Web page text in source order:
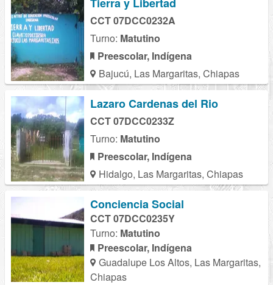
CCT 07DCC0232A
Turno: Matutino
Preescolar, Indígena
Bajucú, Las Margaritas, Chiapas
Lazaro Cardenas del Rio
CCT 07DCC0233Z
Turno: Matutino
Preescolar, Indígena
Hidalgo, Las Margaritas, Chiapas
Conciencia Social
CCT 07DCC0235Y
Turno: Matutino
Preescolar, Indígena
Guadalupe Los Altos, Las Margaritas,
Chiapas